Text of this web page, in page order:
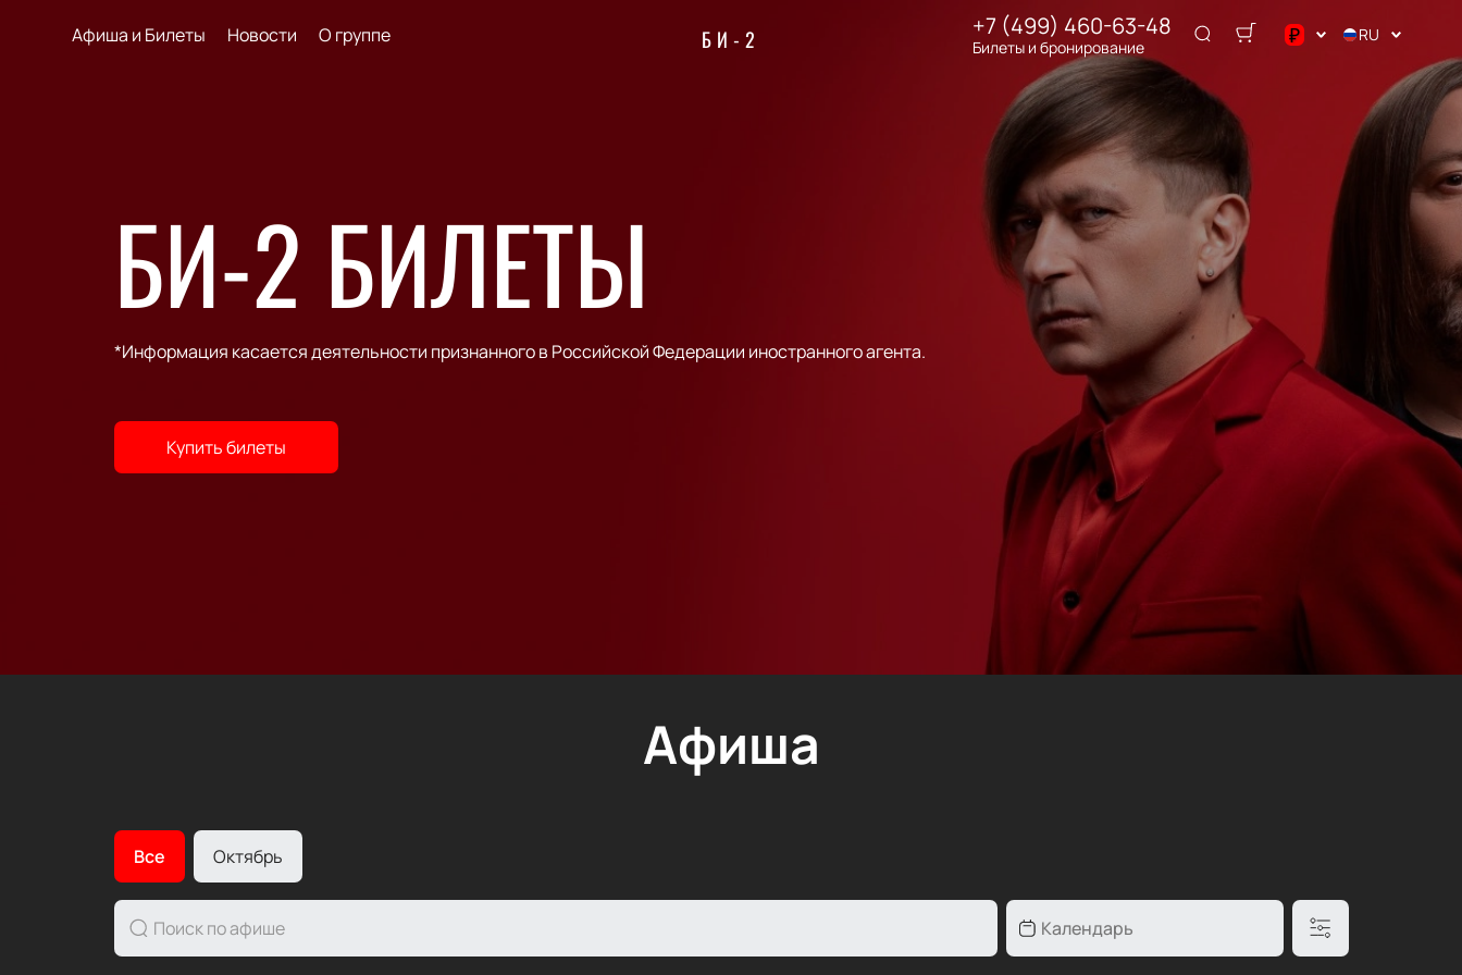
БИ-2
Афиша и Билеты Новости О группе +7 (499) 460-63-48
Билеты и бронирование ₽ RU
БИ-2 БИЛЕТЫ
*Информация касается деятельности признанного в Российской Федерации иностранного агента.
Купить билеты
Афиша
Все Октябрь